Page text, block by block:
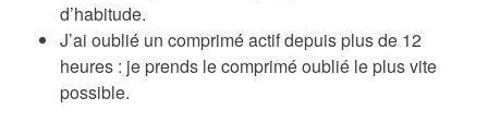
d’habitude.
J’ai oublié un comprimé actif depuis plus de 12
heures : je prends le comprimé oublié le plus vite
possible.